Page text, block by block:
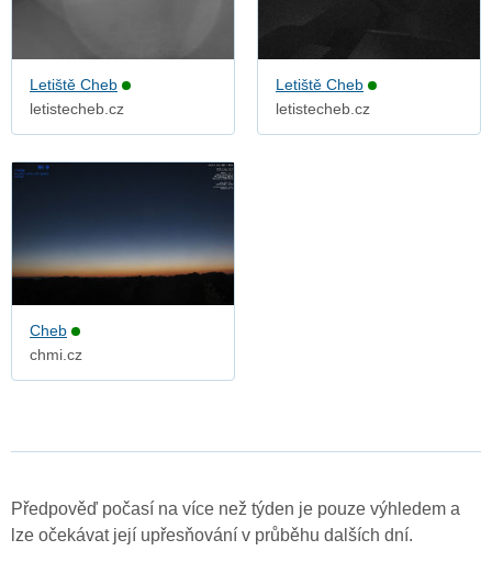
Letiště Cheb
letistecheb.cz
Letiště Cheb
letistecheb.cz
Cheb
chmi.cz
Předpověď počasí na více než týden je pouze výhledem a
lze očekávat její upřesňování v průběhu dalších dní.